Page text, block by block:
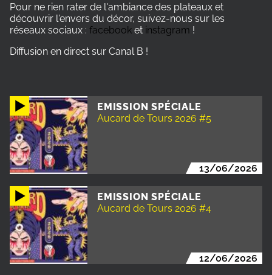
EMISSION SPÉCIALE
Aucard de Tours 2026 #5
13/06/2026
EMISSION SPÉCIALE
Aucard de Tours 2026 #4
12/06/2026
Pour ne rien rater de l'ambiance des plateaux et
découvrir l'envers du décor, suivez-nous sur les
réseaux sociaux : facebook et instagram !
Diffusion en direct sur Canal B !